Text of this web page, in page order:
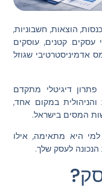
הוצאות, חשבוניות,
עסקים קטנים, עוסקים
אדמיניסטרטיבי שגוזל
דיגיטלי מתקדם
במקום אחד,
המסים בישראל.
היא מתאימה, אילו
לעסק שלך.